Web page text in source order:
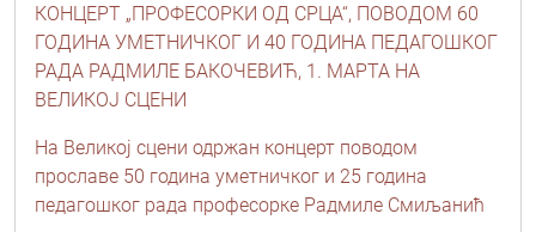
КОНЦЕРТ „ПРОФЕСОРКИ ОД СРЦА“, ПОВОДОМ 60
ГОДИНА УМЕТНИЧКОГ И 40 ГОДИНА ПЕДАГОШКОГ
РАДА РАДМИЛЕ БАКОЧЕВИЋ, 1. МАРТА НА
ВЕЛИКОЈ СЦЕНИ
На Великој сцени одржан концерт поводом
прославе 50 година уметничког и 25 година
педагошког рада професорке Радмиле Смиљанић